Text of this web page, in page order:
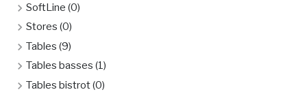
SoftLine (0)
Stores (0)
Tables (9)
Tables basses (1)
Tables bistrot(0)